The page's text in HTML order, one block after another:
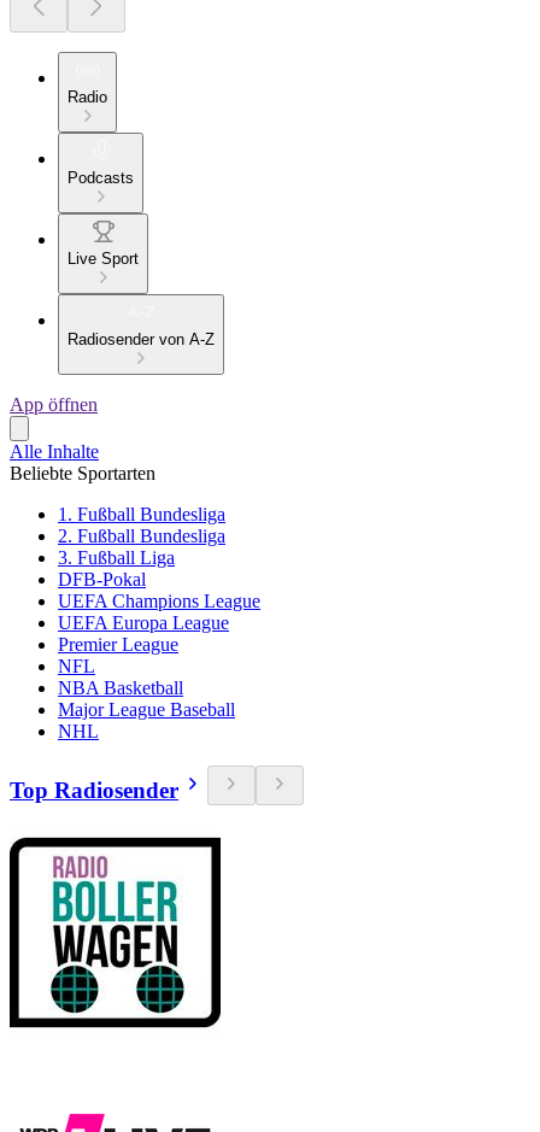
Radio
Podcasts
Live Sport
Radiosender von A-Z
App öffnen
Alle Inhalte
Beliebte Sportarten
1. Fußball Bundesliga
2. Fußball Bundesliga
3. Fußball Liga
DFB-Pokal
UEFA Champions League
UEFA Europa League
Premier League
NFL
NBA Basketball
Major League Baseball
NHL
Top Radiosender